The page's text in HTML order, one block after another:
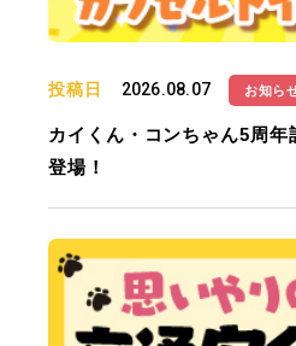
投稿日 2026.08.07 お知ら
カイくん・コンちゃん5周
登場！